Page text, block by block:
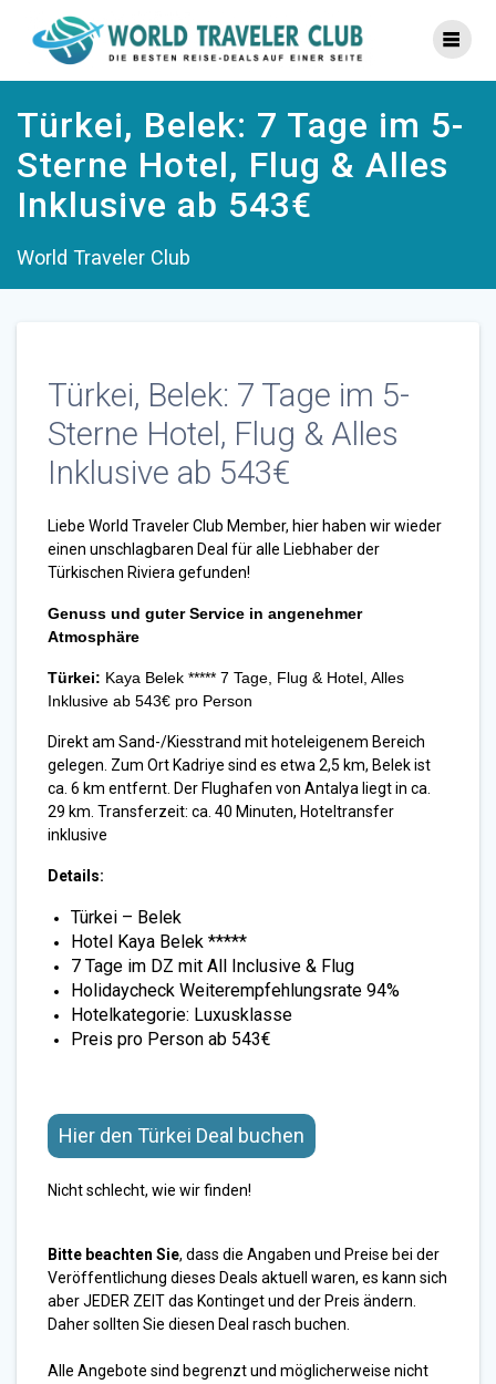
Inhalt
springen
Türkei, Belek: 7 Tage im 5-
Sterne Hotel, Flug & Alles
Inklusive ab 543€
World Traveler Club
Türkei, Belek: 7 Tage im 5-
Sterne Hotel, Flug & Alles
Inklusive ab 543€
Liebe World Traveler Club Member, hier haben wir wieder
einen unschlagbaren Deal für alle Liebhaber der
Türkischen Riviera gefunden!
Genuss und guter Service in angenehmer
Atmosphäre
Türkei: Kaya Belek ***** 7 Tage, Flug & Hotel, Alles
Inklusive ab 543€ pro Person
Direkt am Sand-/Kiesstrand mit hoteleigenem Bereich
gelegen. Zum Ort Kadriye sind es etwa 2,5 km, Belek ist
ca. 6 km entfernt. Der Flughafen von Antalya liegt in ca.
29 km. Transferzeit: ca. 40 Minuten, Hoteltransfer
inklusive
Details:
Türkei – Belek
Hotel Kaya Belek *****
7 Tage im DZ mit All Inclusive & Flug
Holidaycheck Weiterempfehlungsrate 94%
Hotelkategorie: Luxusklasse
Preis pro Person ab 543€
Hier den Türkei Deal buchen
Nicht schlecht, wie wir finden!
Bitte beachten Sie, dass die Angaben und Preise bei der
Veröffentlichung dieses Deals aktuell waren, es kann sich
aber JEDER ZEIT das Kontinget und der Preis ändern.
Daher sollten Sie diesen Deal rasch buchen.
Alle Angebote sind begrenzt und möglicherweise nicht